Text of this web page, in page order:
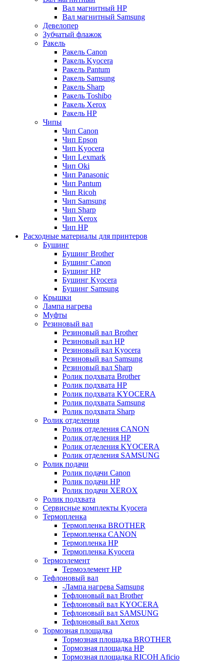
Вал магнитный HP
Вал магнитный Samsung
Девелопер
Зубчатый флажок
Ракель
Ракель Canon
Ракель Kyocera
Ракель Pantum
Ракель Samsung
Ракель Sharp
Ракель Toshibo
Ракель Xerox
Ракель НР
Чипы
Чип Canon
Чип Epson
Чип Kyocera
Чип Lexmark
Чип Oki
Чип Panasonic
Чип Pantum
Чип Ricoh
Чип Samsung
Чип Sharp
Чип Xerox
Чип НР
Расходные материалы для принтеров
Бушинг
Бушинг Brother
Бушинг Canon
Бушинг HP
Бушинг Kyocera
Бушинг Samsung
Крышки
Лампа нагрева
Муфты
Резиновый вал
Резиновый вал Brother
Резиновый вал HP
Резиновый вал Kyocera
Резиновый вал Samsung
Резиновый вал Sharp
Ролик подхвата Brother
Ролик подхвата HP
Ролик подхвата KYOCERA
Ролик подхвата Samsung
Ролик подхвата Sharp
Ролик отделения
Ролик отделения CANON
Ролик отделения HP
Ролик отделения KYOCERA
Ролик отделения SAMSUNG
Ролик подачи
Ролик подачи Canon
Ролик подачи HP
Ролик подачи XEROX
Ролик подхвата
Сервисные комплекты Kyocera
Термопленка
Термопленка BROTHER
Термопленка CANON
Термопленка HP
Термопленка Kyocera
Термоэлемент
Термоэлемент НР
Тефлоновый вал
-Лампа нагрева Samsung
Тефлоновый вал Brother
Тефлоновый вал KYOCERA
Тефлоновый вал SAMSUNG
Тефлоновый вал Xerox
Тормозная площадка
Тормозная площадка BROTHER
Тормозная площадка HP
Тормозная площадка RICOH Aficio